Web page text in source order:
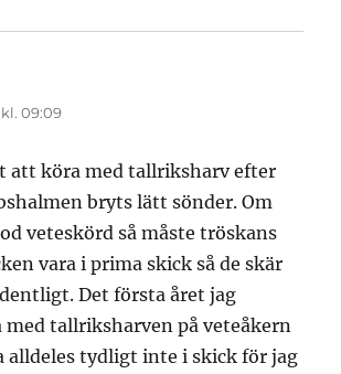
kl. 09:09
att köra med tallriksharv efter
bryts lätt sönder. Om
veteskörd så måste tröskans
vara i prima skick så de skär
Det första året jag
tallriksharven på veteåkern
alldeles tydligt inte i skick för jag